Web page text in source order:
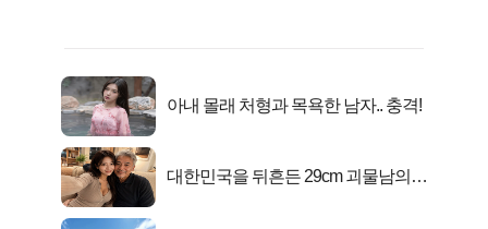
아내 몰래 처형과 목욕한 남자.. 충격!
대한민국을 뒤흔든 29cm 괴물남의